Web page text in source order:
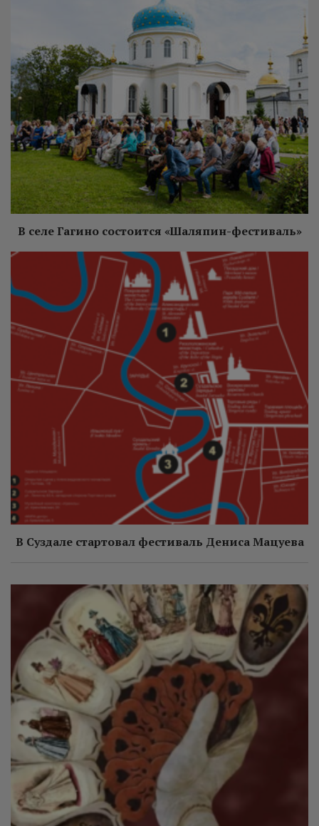
В селе Гагино состоится «Шаляпин-фестиваль»
В Суздале стартовал фестиваль Дениса Мацуева